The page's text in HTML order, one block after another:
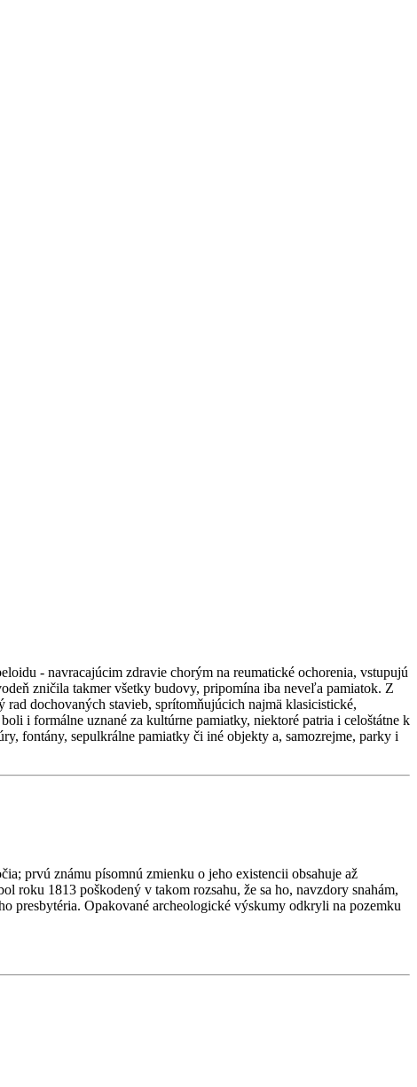
- navracajúcim zdravie chorým na reumatické ochorenia, vstupujú
zničila takmer všetky budovy, pripomína iba neveľa pamiatok. Z
dochovaných stavieb, sprítomňujúcich najmä klasicistické,
i formálne uznané za kultúrne pamiatky, niektoré patria i celoštátne k
fontány, sepulkrálne pamiatky či iné objekty a, samozrejme, parky i
prvú známu písomnú zmienku o jeho existencii obsahuje až
roku 1813 poškodený v takom rozsahu, že sa ho, navzdory snahám,
presbytéria. Opakované archeologické výskumy odkryli na pozemku